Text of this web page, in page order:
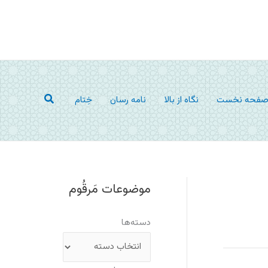
نخست نگاه از بالا نامه رسان خِتام جستجو
موضوعات مَرقُوم
دسته‌ها